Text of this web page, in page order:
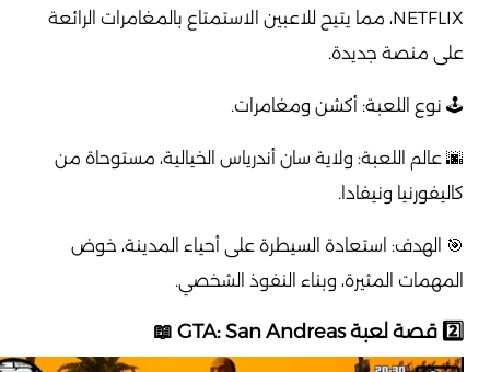
NETFLIX، مما يتيح للاعبين الاستمتاع بالمغامرات الرائعة
على منصة جديدة.
🕹️ نوع اللعبة: أكشن ومغامرات.
🌆 عالم اللعبة: ولاية سان أندرياس الخيالية، مستوحاة من
كاليفورنيا ونيفادا.
🎯 الهدف: استعادة السيطرة على أحياء المدينة، خوض
المهمات المثيرة، وبناء النفوذ الشخصي.
2️⃣ قصة لعبة GTA: San Andreas 📖